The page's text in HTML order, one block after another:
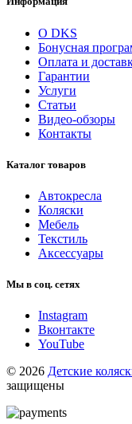
О DKS
Бонусная
Оплата и
Гарантии
Услуги
Статьи
Видео-обзоры
Контакты
Каталог товаров
Автокресла
Коляски
Мебель
Текстиль
Аксессуары
Мы в соц. сетях
Instagram
Вконтакте
YouTube
© 2026 Детские
защищены